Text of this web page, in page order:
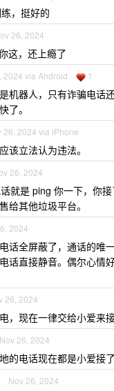
，挺好的
26, 2024
这，还上瘾了
2024 via Android 1
机器人，只有诈骗电话
了。
26, 2024 via iPhone
该立法认为违法。
26, 2024
就是 ping 你一下，你
给其他垃圾平台。
2024
话全屏蔽了，通话的唯
话直接静音。偶尔心情
26, 2024
，现在一律交给小爱来
Nov 26, 2024
的电话现在都是小爱接了
Nov 26, 2024